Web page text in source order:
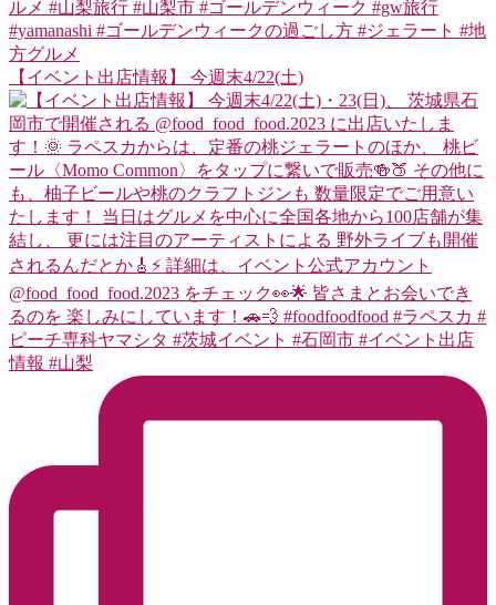
【イベント出店情報】 今週末4/22(土)